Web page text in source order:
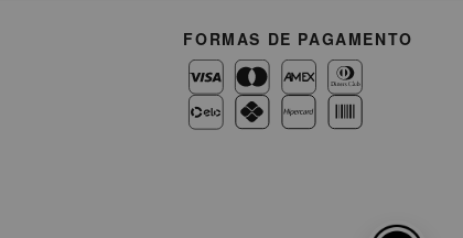
FORMAS DE PAGAMENTO